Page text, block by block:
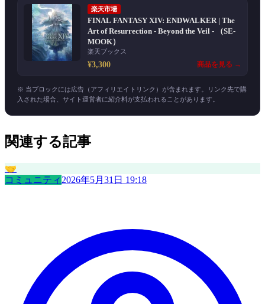
楽天市場
FINAL FANTASY XIV: ENDWALKER | The
Art of Resurrection - Beyond the Veil - （SE-
MOOK）
楽天ブックス
¥3,300 商品を見る →
※ 当ブロックには広告（アフィリエイトリンク）が含まれます。リンク先で購
入された場合、サイト運営者に紹介料が支払われることがあります。
関連する記事
🤝
コミュニティ 2026年5月31日 19:18